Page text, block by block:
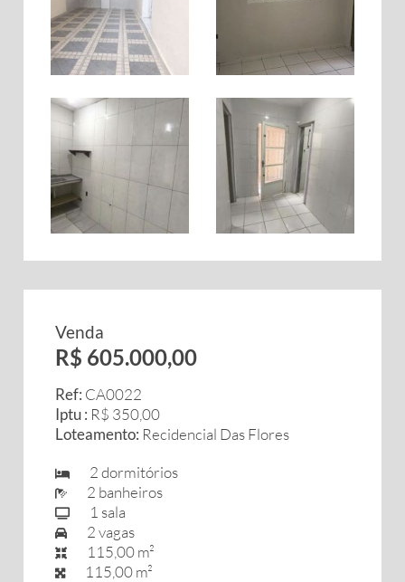
Venda
R$ 605.000,00
Ref: CA0022
Iptu : R$ 350,00
Loteamento: Recidencial Das Flores
2 dormitórios
2 banheiros
1 sala
2 vagas
115,00 m²
115,00 m²